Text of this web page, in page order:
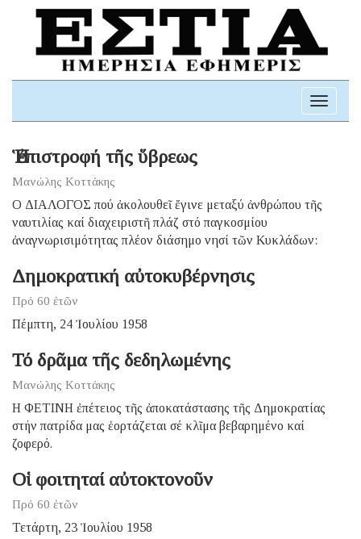
Toggle
Ἡ ἐπιστροφή τῆς ὕβρεως
Μανώλης Κοττάκης
Ο ΔΙΑΛΟΓΟΣ πού ἀκολουθεῖ ἔγινε μεταξύ ἀνθρώπου τῆς
ναυτιλίας καί διαχειριστῆ πλάζ στό παγκοσμίου
ἀναγνωρισιμότητας πλέον διάσημο νησί τῶν Κυκλάδων:
Δημοκρατική αὐτοκυβέρνησις
Πρό 60 ἐτῶν
Πέμπτη, 24 Ἰουλίου 1958
Τό δρᾶμα τῆς δεδηλωμένης
Μανώλης Κοττάκης
Η ΦΕΤΙΝΗ ἐπέτειος τῆς ἀποκατάστασης τῆς Δημοκρατίας
στήν πατρίδα μας ἑορτάζεται σέ κλῖμα βεβαρημένο καί
ζοφερό.
Οἱ φοιτηταί αὐτοκτονοῦν
Πρό 60 ἐτῶν
Τετάρτη, 23 Ἰουλίου 1958